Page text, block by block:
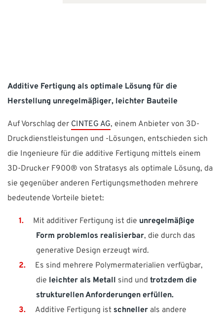
Additive Fertigung als optimale Lösung für die
Herstellung unregelmäßiger, leichter Bauteile
Auf Vorschlag der CINTEG AG, einem Anbieter von 3D-
Druckdienstleistungen und -Lösungen, entschieden sich
die Ingenieure für die additive Fertigung mittels einem
3D-Drucker F900® von Stratasys als optimale Lösung, da
sie gegenüber anderen Fertigungsmethoden mehrere
bedeutende Vorteile bietet:
Mit additiver Fertigung ist die unregelmäßige
Form problemlos realisierbar, die durch das
generative Design erzeugt wird.
Es sind mehrere Polymermaterialien verfügbar,
die leichter als Metall sind und trotzdem die
strukturellen Anforderungen erfüllen.
Additive Fertigung ist schneller als andere